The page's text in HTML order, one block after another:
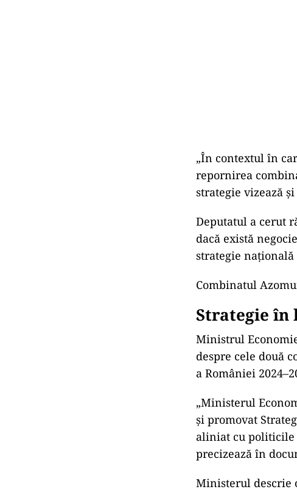
„În contextul în
repornirea
strategie vizează
Deputatul a cerut
dacă există
strategie
Combinatul
Strategie în
Ministrul
despre cele două
a României
„Ministerul
și promovat
aliniat cu politicile
precizează în
Ministerul descrie